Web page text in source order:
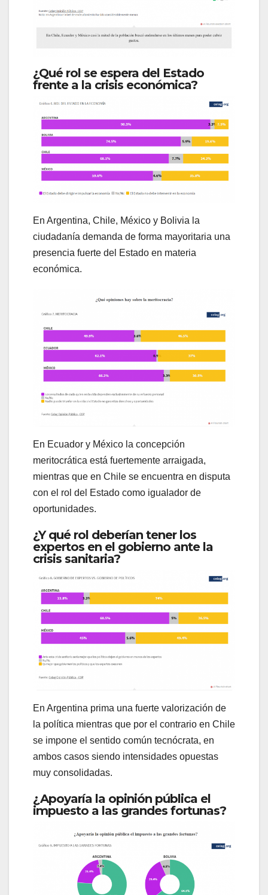
¿Qué rol se espera del Estado
frente a la crisis económica?
En Argentina, Chile, México y Bolivia la
ciudadanía demanda de forma mayoritaria una
presencia fuerte del Estado en materia
económica.
En Ecuador y México la concepción
meritocrática está fuertemente arraigada,
mientras que en Chile se encuentra en disputa
con el rol del Estado como igualador de
oportunidades.
¿Y qué rol deberían tener los
expertos en el gobierno ante la
crisis sanitaria?
En Argentina prima una fuerte valorización de
la política mientras que por el contrario en Chile
se impone el sentido común tecnócrata, en
ambos casos siendo intensidades opuestas
muy consolidadas.
¿Apoyaría la opinión pública el
impuesto a las grandes fortunas?